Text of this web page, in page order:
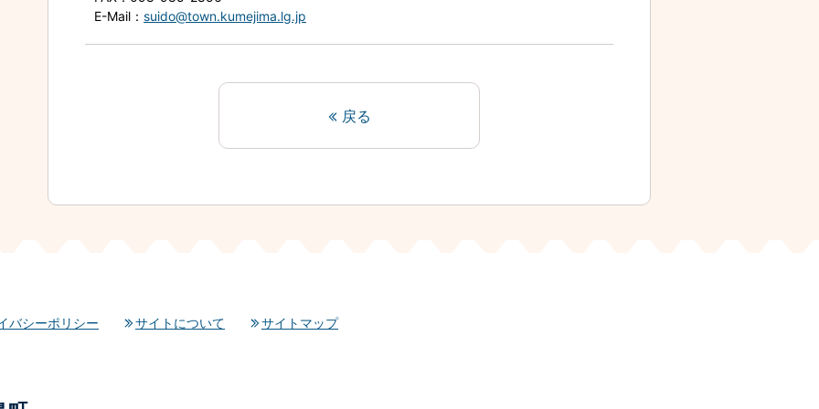
E-Mail ： suido@town.kumejima.lg.jp
戻る
バシーポリシー サイトについて サイトマップ